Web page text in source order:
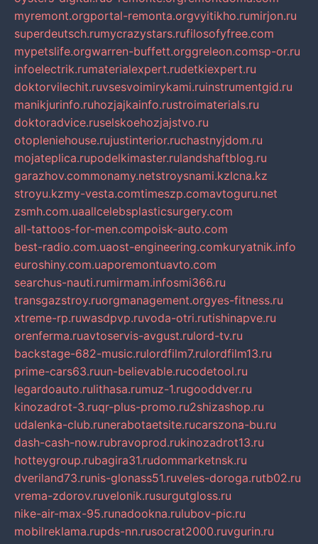
myremont.orgportal-remonta.orgvyitikho.rumirjon.ru
superdeutsch.rumycrazystars.rufilosofyfree.com
mypetslife.orgwarren-buffett.orggreleon.comsp-or.ru
infoelectrik.rumaterialexpert.rudetkiexpert.ru
doktorvilechit.ruvsesvoimirykami.ruinstrumentgid.ru
manikjurinfo.ruhozjajkainfo.rustroimaterials.ru
doktoradvice.ruselskoehozjajstvo.ru
otopleniehouse.rujustinterior.ruchastnyjdom.ru
mojateplica.rupodelkimaster.rulandshaftblog.ru
garazhov.commonamy.netstroysnami.kzlcna.kz
stroyu.kzmy-vesta.comtimeszp.comavtoguru.net
zsmh.com.uaallcelebsplasticsurgery.com
all-tattoos-for-men.compoisk-auto.com
best-radio.com.uaost-engineering.comkuryatnik.info
euroshiny.com.uaporemontuavto.com
searchus-nauti.rumirmam.infosmi366.ru
transgazstroy.ruorgmanagement.orgyes-fitness.ru
xtreme-rp.ruwasdpvp.ruvoda-otri.rutishinapve.ru
orenferma.ruavtoservis-avgust.rulord-tv.ru
backstage-682-music.rulordfilm7.rulordfilm13.ru
prime-cars63.ruun-believable.rucodetool.ru
legardoauto.rulithasa.rumuz-1.rugooddver.ru
kinozadrot-3.ruqr-plus-promo.ru2shizashop.ru
udalenka-club.runerabotaetsite.rucarszona-bu.ru
dash-cash-now.rubravoprod.rukinozadrot13.ru
hotteygroup.rubagira31.rudommarketnsk.ru
dveriland73.runis-glonass51.ruveles-doroga.rutb02.ru
vrema-zdorov.ruvelonik.rusurgutgloss.ru
nike-air-max-95.runadookna.rulubov-pic.ru
mobilreklama.rupds-nn.rusocrat2000.ruvgurin.ru